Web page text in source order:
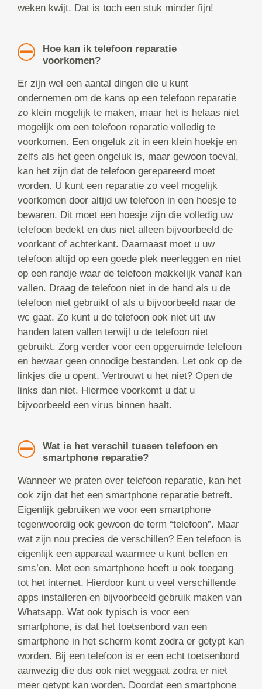
weken kwijt. Dat is toch een stuk minder fijn!
Hoe kan ik telefoon reparatie
voorkomen?
Er zijn wel een aantal dingen die u kunt
ondernemen om de kans op een telefoon reparatie
zo klein mogelijk te maken, maar het is helaas niet
mogelijk om een telefoon reparatie volledig te
voorkomen. Een ongeluk zit in een klein hoekje en
zelfs als het geen ongeluk is, maar gewoon toeval,
kan het zijn dat de telefoon gerepareerd moet
worden. U kunt een reparatie zo veel mogelijk
voorkomen door altijd uw telefoon in een hoesje te
bewaren. Dit moet een hoesje zijn die volledig uw
telefoon bedekt en dus niet alleen bijvoorbeeld de
voorkant of achterkant. Daarnaast moet u uw
telefoon altijd op een goede plek neerleggen en niet
op een randje waar de telefoon makkelijk vanaf kan
vallen. Draag de telefoon niet in de hand als u de
telefoon niet gebruikt of als u bijvoorbeeld naar de
wc gaat. Zo kunt u de telefoon ook niet uit uw
handen laten vallen terwijl u de telefoon niet
gebruikt. Zorg verder voor een opgeruimde telefoon
en bewaar geen onnodige bestanden. Let ook op de
linkjes die u opent. Vertrouwt u het niet? Open de
links dan niet. Hiermee voorkomt u dat u
bijvoorbeeld een virus binnen haalt.
Wat is het verschil tussen telefoon en
smartphone reparatie?
Wanneer we praten over telefoon reparatie, kan het
ook zijn dat het een smartphone reparatie betreft.
Eigenlijk gebruiken we voor een smartphone
tegenwoordig ook gewoon de term “telefoon”. Maar
wat zijn nou precies de verschillen? Een telefoon is
eigenlijk een apparaat waarmee u kunt bellen en
sms’en. Met een smartphone heeft u ook toegang
tot het internet. Hierdoor kunt u veel verschillende
apps installeren en bijvoorbeeld gebruik maken van
Whatsapp. Wat ook typisch is voor een
smartphone, is dat het toetsenbord van een
smartphone in het scherm komt zodra er getypt kan
worden. Bij een telefoon is er een echt toetsenbord
aanwezig die dus ook niet weggaat zodra er niet
meer getypt kan worden. Doordat een smartphone